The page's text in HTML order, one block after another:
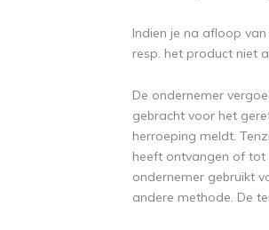
Indien je na afloop
resp. het product niet
De ondernemer
gebracht voor het
herroeping meldt.
heeft ontvangen of
ondernemer gebruikt
andere methode. De